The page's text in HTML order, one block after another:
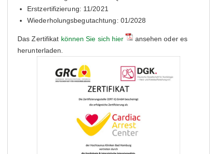
Erstzertifizierung: 11/2021
Wiederholungsbegutachtung: 01/2028
Das Zertifikat können Sie sich hier
ansehen oder es
herunterladen.